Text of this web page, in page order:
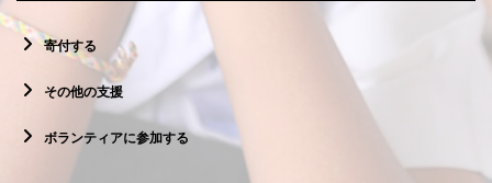
寄付する
その他の支援
ボランティアに参加する